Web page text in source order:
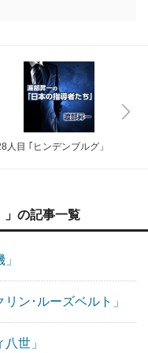
人目 ｢ヒンデンブルグ」
」の記事一覧
ン･ルーズベルト」
世」